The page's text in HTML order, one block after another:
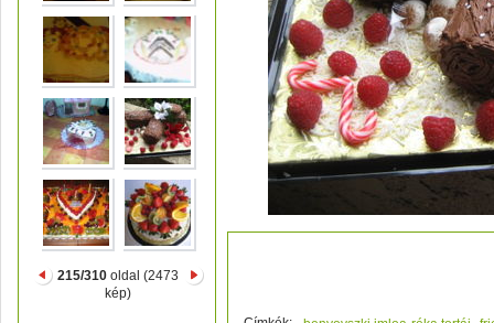
215/310 oldal (2473
kép)